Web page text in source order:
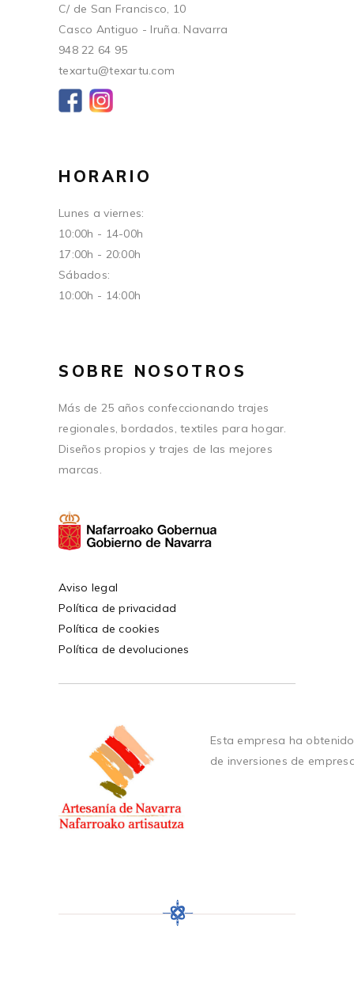
C/ de San Francisco, 10
Casco Antiguo - Iruña. Navarra
948 22 64 95
texartu@texartu.com
HORARIO
Lunes a viernes:
10:00h - 14-00h
17:00h - 20:00h
Sábados:
10:00h - 14:00h
SOBRE NOSOTROS
Más de 25 años confeccionando trajes
regionales, bordados, textiles para hogar.
Diseños propios y trajes de las mejores
marcas.
Aviso legal
Política de privacidad
Política de cookies
Política de devoluciones
Esta empresa ha
de inversiones de